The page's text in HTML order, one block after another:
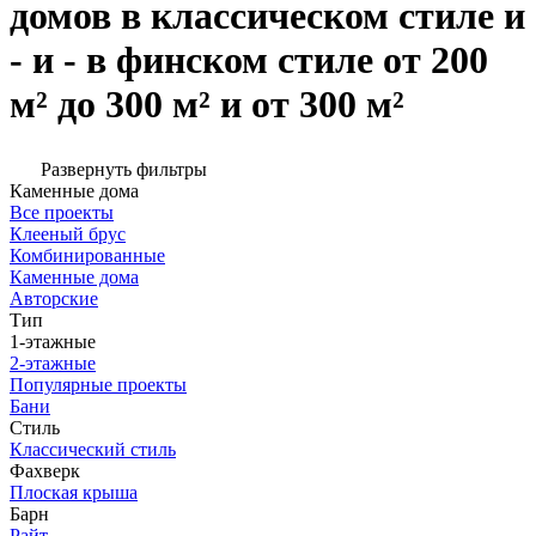
домов в классическом стиле и
- и - в финском стиле от 200
м² до 300 м² и от 300 м²
Развернуть фильтры
Каменные дома
Все проекты
Клееный брус
Комбинированные
Каменные дома
Авторские
Тип
1-этажные
2-этажные
Популярные проекты
Бани
Стиль
Классический стиль
Фахверк
Плоская крыша
Барн